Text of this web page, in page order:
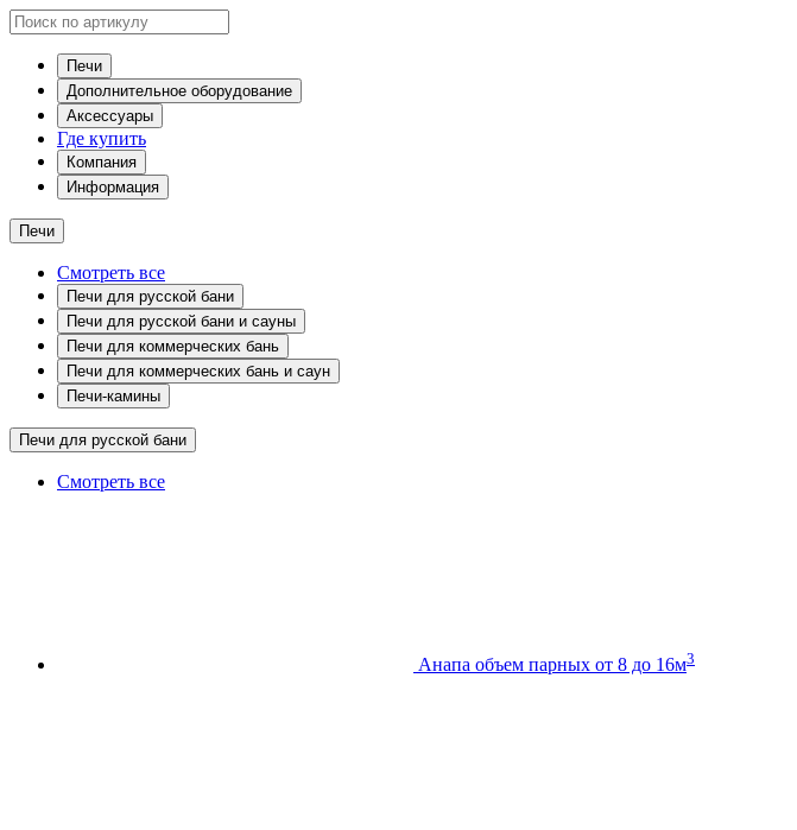
Печи
Дополнительное оборудование
Аксессуары
Где купить
Компания
Информация
Печи
Смотреть все
Печи для русской бани
Печи для русской бани и сауны
Печи для коммерческих бань
Печи для коммерческих бань и саун
Печи-камины
Печи для русской бани
Смотреть все
Анапа объем парных от 8 до 16м3